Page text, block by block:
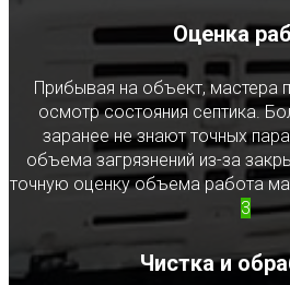
Оценка
Прибывая на объект, мастера
осмотр состояния септика.
заранее не знают точных
объема загрязнений из-за
точную оценку объема работа
3
Чистка и